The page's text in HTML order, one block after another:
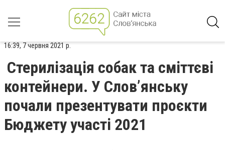
16:39, 7 червня 2021 р.
Стерилізація собак та сміттєві
контейнери. У Слов’янську
почали презентувати проєкти
Бюджету участі 2021